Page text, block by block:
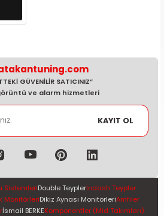
GÜVENİLİR SATICINIZ”
ve alarm hizmetleri
KAYIT OL
SistemleriDouble TeyplerIndash Teypler
MonitörleriDikiz Aynası MonitörleriAmfiler
İsmail BERKEKomponentler (Mid Takımları)